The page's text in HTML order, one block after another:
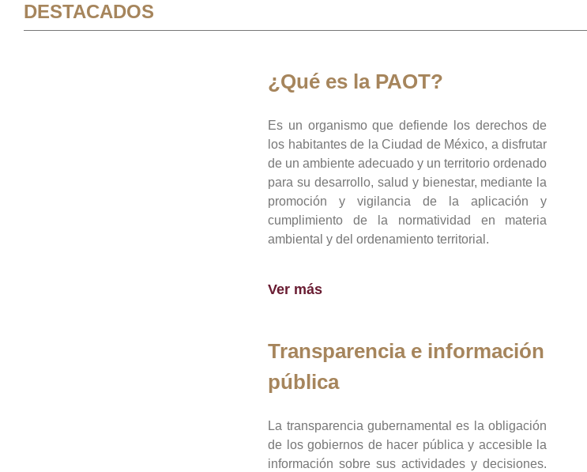
DESTACADOS
¿Qué es la PAOT?
Es un organismo que defiende los derechos de
los habitantes de la Ciudad de México, a disfrutar
de un ambiente adecuado y un territorio ordenado
para su desarrollo, salud y bienestar, mediante la
promoción y vigilancia de la aplicación y
cumplimiento de la normatividad en materia
ambiental y del ordenamiento territorial.
Ver más
Transparencia e información
pública
La transparencia gubernamental es la obligación
de los gobiernos de hacer pública y accesible la
información sobre sus actividades y decisiones.